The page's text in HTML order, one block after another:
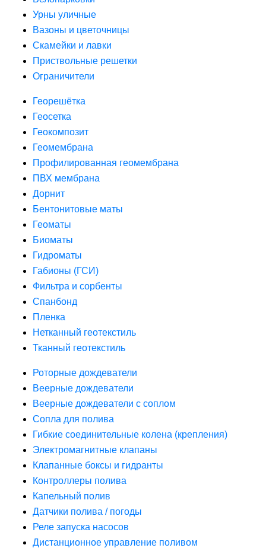
Урны уличные
Вазоны и цветочницы
Скамейки и лавки
Приствольные решетки
Ограничители
Георешётка
Геосетка
Геокомпозит
Геомембрана
Профилированная геомембрана
ПВХ мембрана
Дорнит
Бентонитовые маты
Геоматы
Биоматы
Гидроматы
Габионы (ГСИ)
Фильтра и сорбенты
Спанбонд
Пленка
Нетканный геотекстиль
Тканный геотекстиль
Роторные дождеватели
Веерные дождеватели
Веерные дождеватели с соплом
Сопла для полива
Гибкие соединительные колена (крепления)
Электромагнитные клапаны
Клапанные боксы и гидранты
Контроллеры полива
Капельный полив
Датчики полива / погоды
Реле запуска насосов
Дистанционное управление поливом